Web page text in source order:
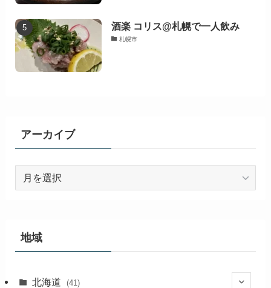
酒楽 コリス@札幌で一人飲み
札幌市
アーカイブ
ブ
地域
北海道 (41)